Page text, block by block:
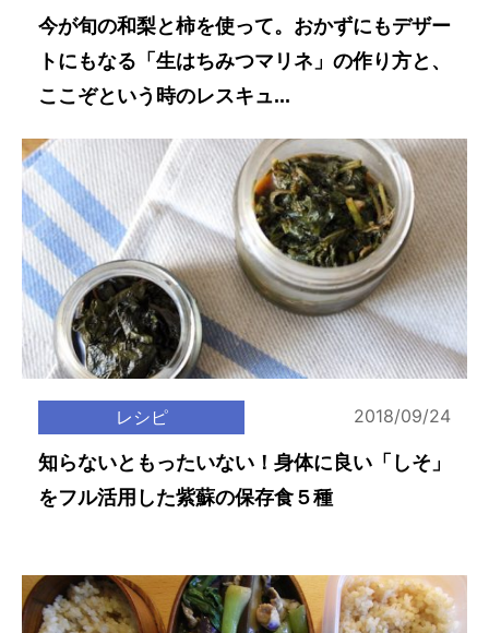
今が旬の和梨と柿を使って。おかずにもデザー
トにもなる「生はちみつマリネ」の作り方と、
ここぞという時のレスキュ...
レシピ 2018/09/24
知らないともったいない！身体に良い「しそ」
をフル活用した紫蘇の保存食５種